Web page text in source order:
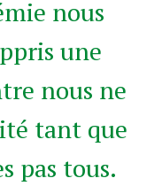
nous
une
nous ne
tant que
pas tous.